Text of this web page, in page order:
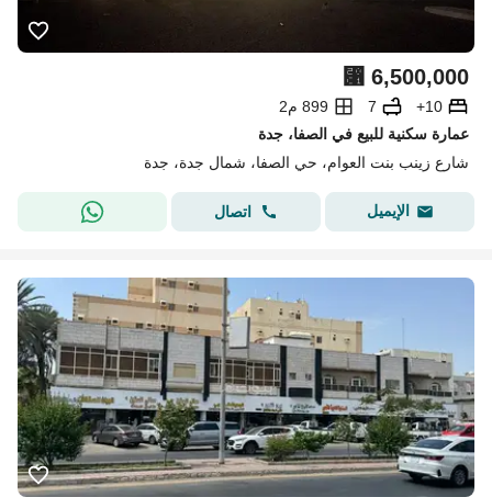
⃁ 6,500,000
10+
7
899 م2
عمارة سكنية للبيع في الصفا، جدة
شارع زينب بنت العوام، حي الصفا، شمال جدة، جدة
الإيميل اتصال